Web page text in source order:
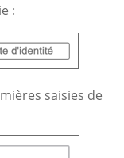
:
saisies de